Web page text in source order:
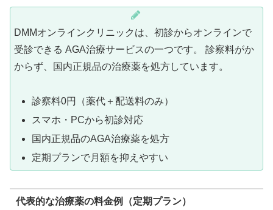
DMMオンラインクリニックは、初診からオンラインで
受診できる AGA治療サービスの一つです。 診察料がか
からず、国内正規品の治療薬を処方しています。
診察料0円（薬代＋配送料のみ）
スマホ・PCから初診対応
国内正規品のAGA治療薬を処方
定期プランで月額を抑えやすい
代表的な治療薬の料金例（定期プラン）